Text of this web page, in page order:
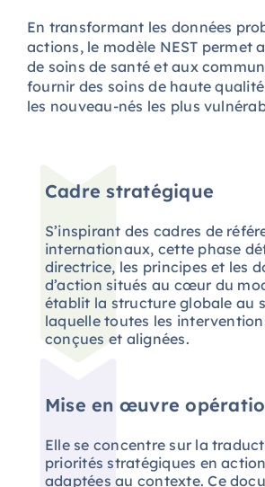
En transformant les données
actions, le modèle NEST permet
de soins de santé et aux
fournir des soins de haute
les nouveau-nés les plus
Cadre stratégique
S’inspirant des cadres de
internationaux, cette phase
directrice, les principes et les
d’action situés au cœur du
établit la structure globale au
laquelle toutes les
conçues et alignées.
Mise en œuvre
Elle se concentre sur la
priorités stratégiques en
adaptées au contexte. Ce